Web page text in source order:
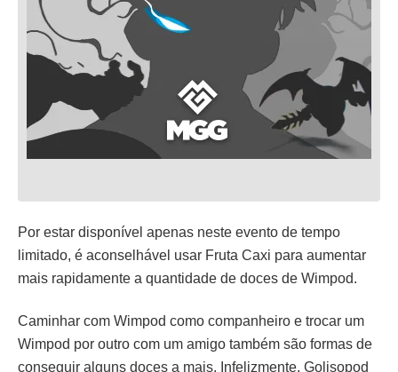
Por estar disponível apenas neste evento de tempo
limitado, é aconselhável usar Fruta Caxi para aumentar
mais rapidamente a quantidade de doces de Wimpod.
Caminhar com Wimpod como companheiro e trocar um
Wimpod por outro com um amigo também são formas de
conseguir alguns doces a mais. Infelizmente, Golisopod